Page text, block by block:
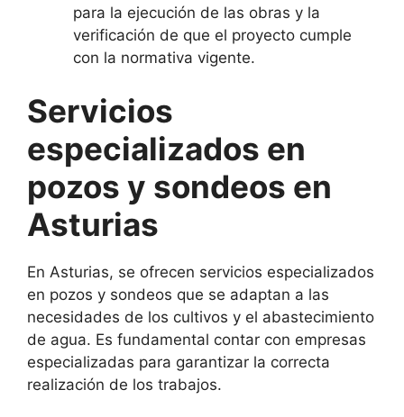
para la ejecución de las obras y la
verificación de que el proyecto cumple
con la normativa vigente.
Servicios
especializados en
pozos y sondeos en
Asturias
En Asturias, se ofrecen servicios especializados
en pozos y sondeos que se adaptan a las
necesidades de los cultivos y el abastecimiento
de agua. Es fundamental contar con empresas
especializadas para garantizar la correcta
realización de los trabajos.